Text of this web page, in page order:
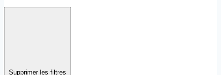
Supprimer les filtres